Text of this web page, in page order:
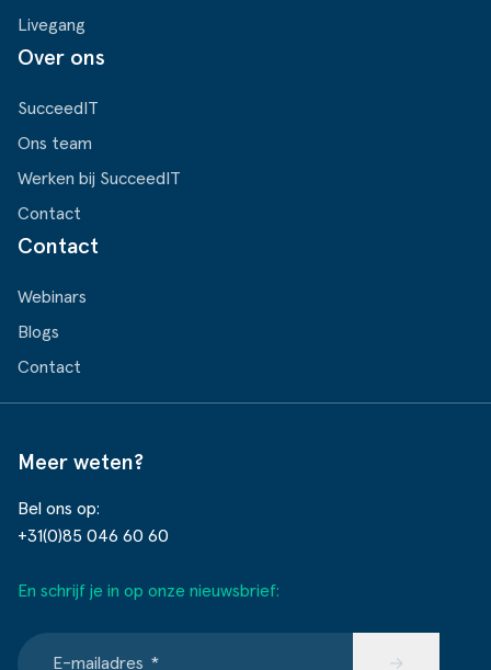
Livegang
Over ons
SucceedIT
Ons team
Werken bij SucceedIT
Contact
Contact
Webinars
Blogs
Contact
Meer weten?
Bel ons op:
+31(0)85 046 60 60
En schrijf je in op onze nieuwsbrief:
E-mailadres * →